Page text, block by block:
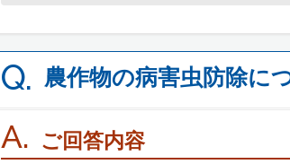
Q. 農作物の病害虫防除に
A. ご回答内容